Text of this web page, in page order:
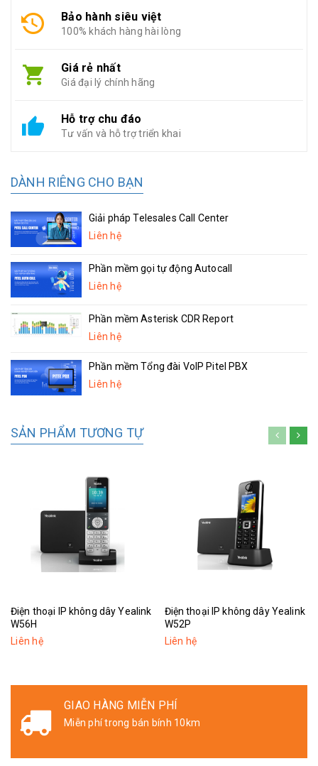
Bảo hành siêu việt
100% khách hàng hài lòng
Giá rẻ nhất
Giá đại lý chính hãng
Hỗ trợ chu đáo
Tư vấn và hỗ trợ triển khai
DÀNH RIÊNG CHO BẠN
Giải pháp Telesales Call Center
Liên hệ
Phần mềm gọi tự động Autocall
Liên hệ
Phần mềm Asterisk CDR Report
Liên hệ
Phần mềm Tổng đài VoIP Pitel PBX
Liên hệ
SẢN PHẨM TƯƠNG TỰ
Điện thoại IP không dây Yealink
W56H
Liên hệ
Điện thoại IP không dây Yealink
W52P
Liên hệ
GIAO HÀNG MIỄN PHÍ
Miễn phí trong bán bính 10km